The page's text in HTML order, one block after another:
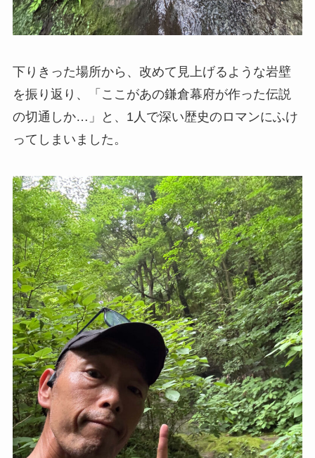
下りきった場所から、改めて見上げるような岩壁
を振り返り、「ここがあの鎌倉幕府が作った伝説
の切通しか…」と、1人で深い歴史のロマンにふけ
ってしまいました。